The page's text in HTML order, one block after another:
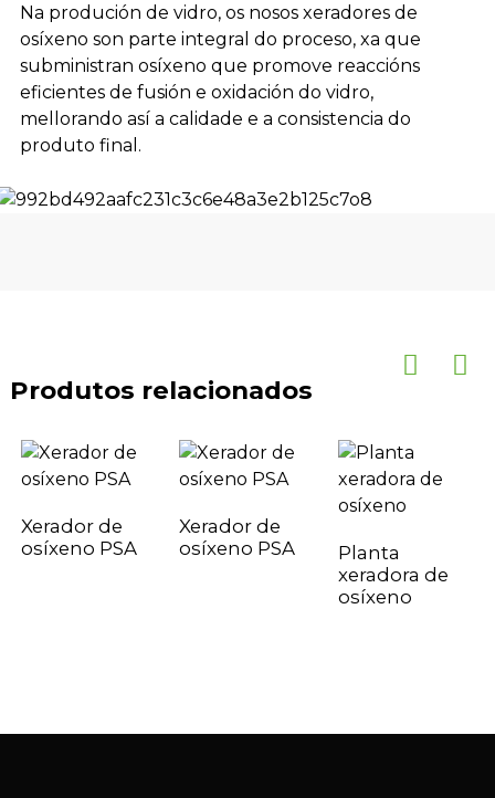
Na produción de vidro, os nosos xeradores de
osíxeno son parte integral do proceso, xa que
subministran osíxeno que promove reaccións
eficientes de fusión e oxidación do vidro,
mellorando así a calidade e a consistencia do
produto final.
Produtos relacionados
Xerador de
osíxeno PSA
Xerador de
osíxeno PSA
Planta
xeradora de
osíxeno